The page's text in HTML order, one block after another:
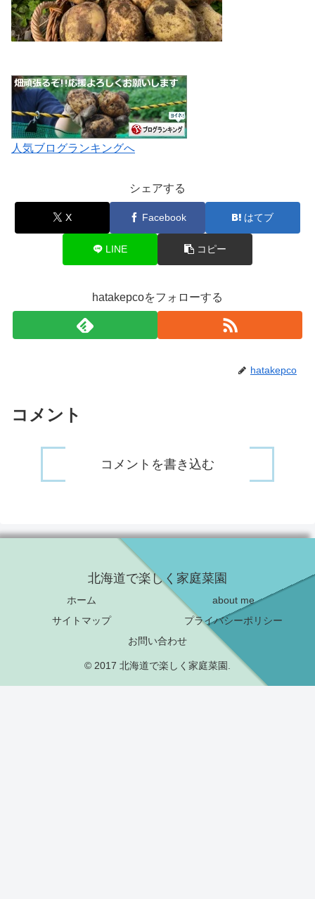
人気ブログランキングへ
シェアする
X Facebook はてブ
LINE コピー
hatakepcoをフォローする
hatakepco
コメント
コメントを書き込む
北海道で楽しく家庭菜園
ホーム
about me
サイトマップ
プライバシーポリシー
お問い合わせ
© 2017 北海道で楽しく家庭菜園.